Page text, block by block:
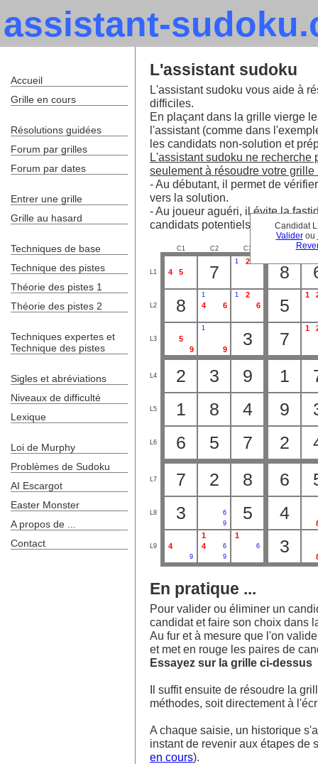
assistant-
Candidat
Validerou
L'assistant sudoku
L'assistant sudoku vous aide à
difficiles.
En plaçant dans la grille vierge
l'assistant (comme dans
les candidats non-solution et
L'assistant sudoku ne
seulement à résoudre votre grille
- Au débutant, il permet de
vers la solution.
- Au joueur aguéri, il évite la
candidats potentiels.
C1 C2 C3
L1 4 5 7
1 2
8
L2 8
1
4 6
1
2
6
5
1
L3
5
9
1
9
3 7
1
L4 2 3 9 1
L5 1 8 4 9
L6 6 5 7 2
L7 7 2 8 6
L8 3
6
9
5 4
L9 4
9
1
4
6
9
1
6 3
En pratique ...
Pour valider ou éliminer un
candidat et faire son choix dans
Au fur et à mesure que l'on
et met en rouge les paires de
Essayez sur la grille ci-dessus
Il suffit ensuite de résoudre la
méthodes, soit directement à
A chaque saisie, un historique
instant de revenir aux étapes de
en cours).
Accueil
Grille en cours
Résolutions guidées
Forum par grilles
Forum par dates
Entrer une grille
Grille au hasard
Techniques de base
Technique des pistes
Théorie des pistes 1
Théorie des pistes 2
Techniques expertes et
Technique des pistes
Sigles et abréviations
Niveaux de difficulté
Lexique
Loi de Murphy
Problèmes de Sudoku
AI Escargot
Easter Monster
A propos de ...
Contact